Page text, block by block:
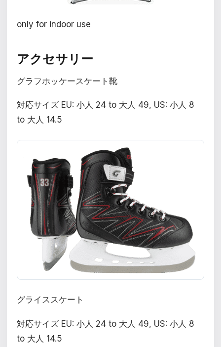
only for indoor use
アクセサリー
グラフホッケースケート靴
対応サイズ EU: 小人 24 to 大人 49, US: 小人 8
to 大人 14.5
グライススケート
対応サイズ EU: 小人 24 to 大人 49, US: 小人 8
to 大人 14.5